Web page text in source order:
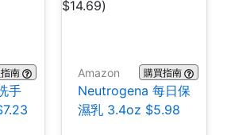
南
手
Amazon 購買指南
Neutrogena 每日保
濕乳 3.4oz $5.98